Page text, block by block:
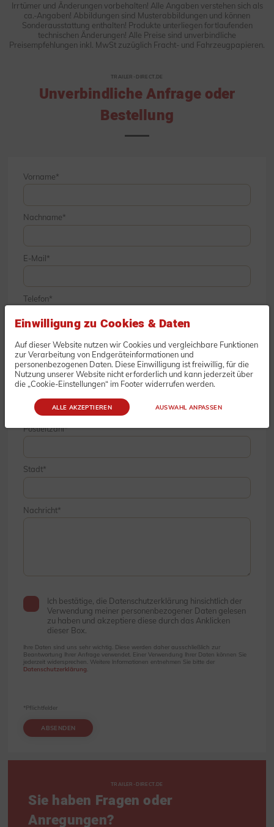
Irrtümer und Änderungen vorbehalten! Alle Angaben verstehen sich als
ca.-Angaben! Abbildungen sind Musterabbildungen und können
Sonderausstattung enthalten! Produkte unterliegen fortlaufenden
technischen Änderungen! Alle Preise sind unverbindliche
Preisempfehlungen inkl. MwSt zuzüglich Fracht- und Fahrzeugpapieren.
TRAILER-DIRECT.DE
Unverbindliche Anfrage oder
Bestellung
Vorname
Nachname
E-Mail
Telefon
Unternehmen
Straße & Hausnummer
Postleitzahl
Stadt
Nachricht
Ich bestätige, die Datenschutzerklärung hinsichtlich der
Verwendung meiner personenbezogener Daten gelesen
zu haben und akzeptiere diese durch das Anklicken
dieser Box.
Ihre Daten sind uns sehr wichtig. Diese werden daher ausschließlich zur
Beantwortung Ihrer Anfrage verwendet. Einer Verwendung Ihrer Daten können Sie
jederzeit widersprechen. Weitere Informationen entnehmen Sie bitte der
Datenschutzerklärung
ABSENDEN
*Pflichtfelder
TRAILER-DIRECT.DE
Sie haben Fragen oder
Anregungen?
Einwilligung zu Cookies & Daten
Auf dieser Website nutzen wir Cookies und vergleichbare Funktionen
zur Verarbeitung von Endgeräteinformationen und
personenbezogenen Daten. Diese Einwilligung ist freiwillig, für die
Nutzung unserer Website nicht erforderlich und kann jederzeit über
die „Cookie-Einstellungen“ im Footer widerrufen werden.
ALLE AKZEPTIEREN AUSWAHL ANPASSEN